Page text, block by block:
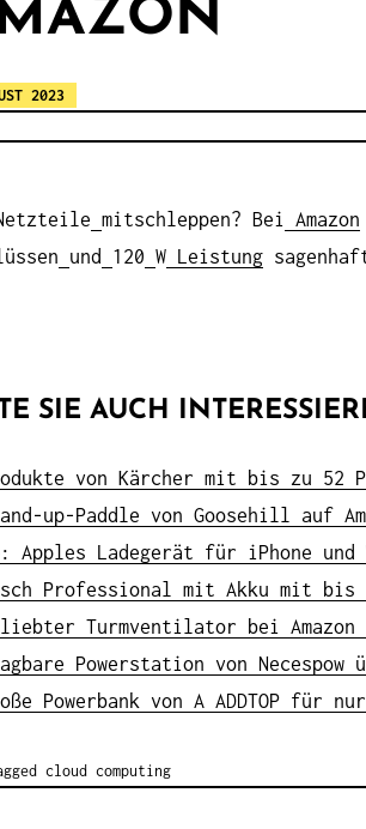
2023
mitschleppen? Bei Amazon
und 120 W Leistung
SIE AUCH
von Kärcher mit bis zu 52
up-Paddle von Goosehill auf
Apples Ladegerät für iPhone
Professional mit Akku mit bis
Turmventilator bei
Powerstation von Necespow
Powerbank von A ADDTOP für
cloud computing